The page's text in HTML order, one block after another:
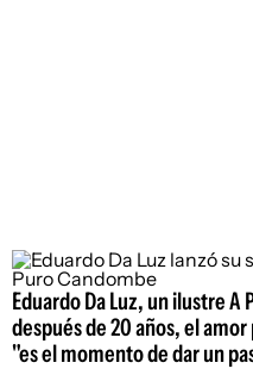
Eduardo Da Luz, un ilustre
después de 20 años, el
"es el momento de dar un